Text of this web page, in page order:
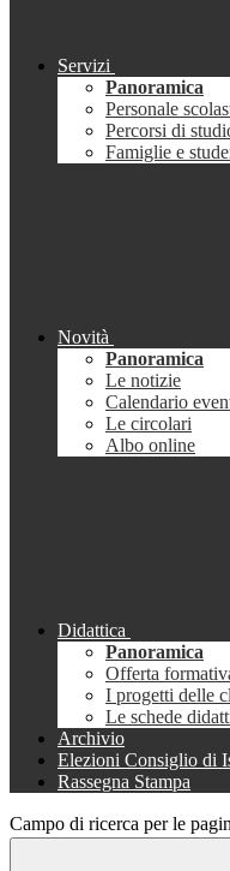
Servizi
Panoramica
Personale
Percorsi di
Famiglie e
Novità
Panoramica
Le notizie
Calendario
Le circolari
Albo online
Didattica
Panoramica
Offerta
I progetti delle
Le schede
Archivio
Elezioni Consiglio di
Rassegna Stampa
Campo di ricerca per le